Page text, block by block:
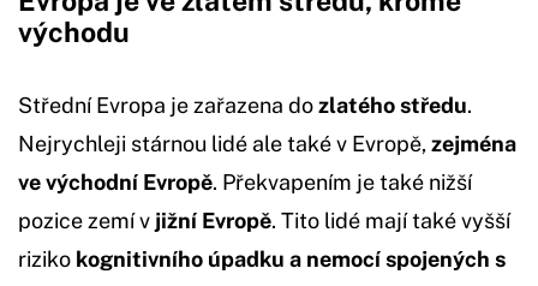
východu
Střední Evropa je zařazena dozlatého středu.
Nejrychleji stárnou lidé ale také v Evropě,zejména
ve východní Evropě. Překvapením je také nižší
pozice zemí v jižní Evropě. Tito lidé mají také vyšší
riziko kognitivního úpadku a nemocí spojených s